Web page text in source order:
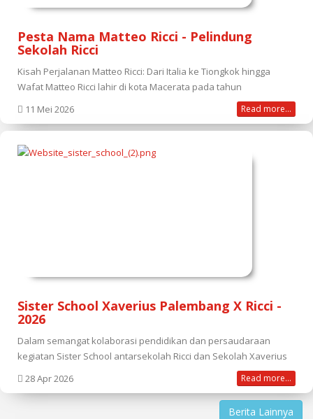
Pesta Nama Matteo Ricci - Pelindung
Sekolah Ricci
Kisah Perjalanan Matteo Ricci: Dari Italia ke Tiongkok hingga
Wafat Matteo Ricci lahir di kota Macerata pada tahun
11 Mei 2026
Read more...
Sister School Xaverius Palembang X Ricci -
2026
Dalam semangat kolaborasi pendidikan dan persaudaraan
kegiatan Sister School antarsekolah Ricci dan Sekolah Xaverius
28 Apr 2026
Read more...
Berita Lainnya